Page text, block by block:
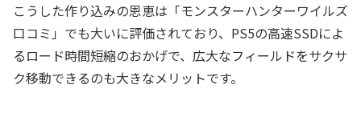
こうした作り込みの恩恵は「モンスターハンターワイルズ
口コミ」でも大いに評価されており、PS5の高速SSDによ
るロード時間短縮のおかげで、広大なフィールドをサクサ
ク移動できるのも大きなメリットです。